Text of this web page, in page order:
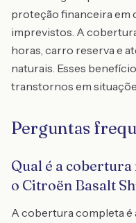
proteção financeira em
imprevistos. A
horas, carro reserva e
naturais. Esses
transtornos em
Perguntas
Qual é a
o Citroën Basalt
A cobertura completa é